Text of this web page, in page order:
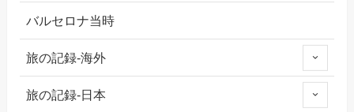
バルセロナ当時
旅の記録-海外
旅の記録-日本